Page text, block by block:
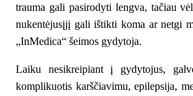
trauma gali pasirodyti lengva, tačiau
nukentėjusįjį gali ištikti koma ar netgi
„InMedica“ šeimos gydytoja.
Laiku nesikreipiant į gydytojus,
komplikuotis karščiavimu, epilepsija,